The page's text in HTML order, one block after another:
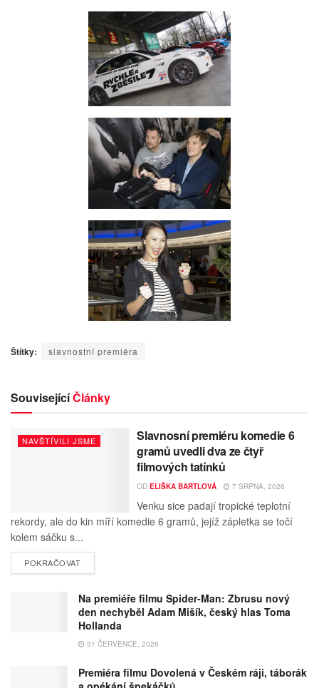
Štítky: slavnostní premiéra
SouvisejícíČlánky
NAVŠTÍVILI JSME
Slavnosní premiéru komedie 6
gramů uvedli dva ze čtyř
filmových tatínků
OD ELIŠKA BARTLOVÁ 7 SRPNA, 2026
Venku sice padají tropické teplotní
rekordy, ale do kin míří komedie 6 gramů, jejíž zápletka se točí
kolem sáčku s...
POKRAČOVAT
Na premiéře filmu Spider-Man: Zbrusu nový
den nechyběl Adam Mišík, český hlas Toma
Hollanda
31 ČERVENCE, 2026
Premiéra filmu Dovolená v Českém ráji, táborák